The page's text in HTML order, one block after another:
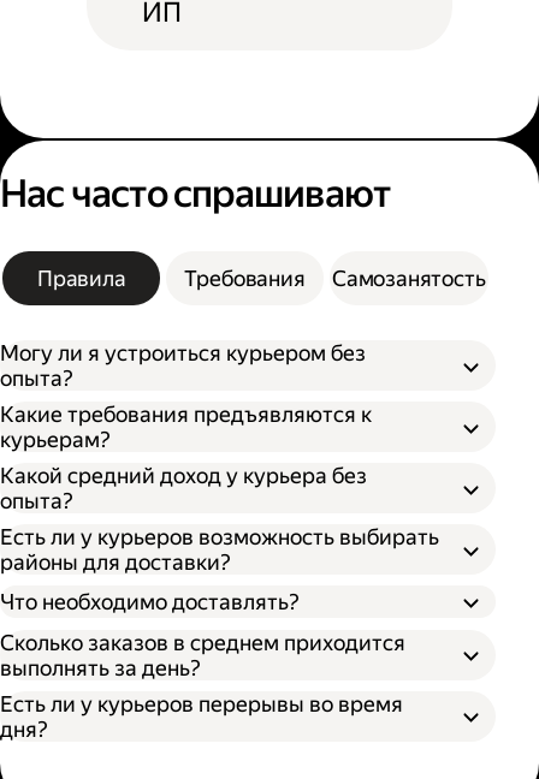
ИП
Нас часто спрашивают
Правила Требования Самозанятость
Могу ли я устроиться курьером без
опыта?
Какие требования предъявляются к
курьерам?
Какой средний доход у курьера без
опыта?
Есть ли у курьеров возможность выбирать
районы для доставки?
Что необходимо доставлять?
Сколько заказов в среднем приходится
выполнять за день?
Есть ли у курьеров перерывы во время
дня?